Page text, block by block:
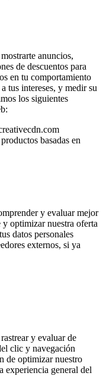
anuncios,
de descuentos para
en tu comportamiento
tus intereses, y medir su
los siguientes
basadas en
y evaluar mejor
optimizar nuestra oferta
datos personales
externos, si ya
y evaluar de
clic y navegación
de optimizar nuestro
experiencia general del